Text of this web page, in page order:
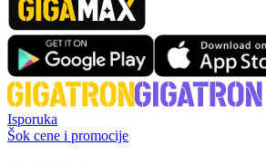
Isporuka
Šok cene i promocije